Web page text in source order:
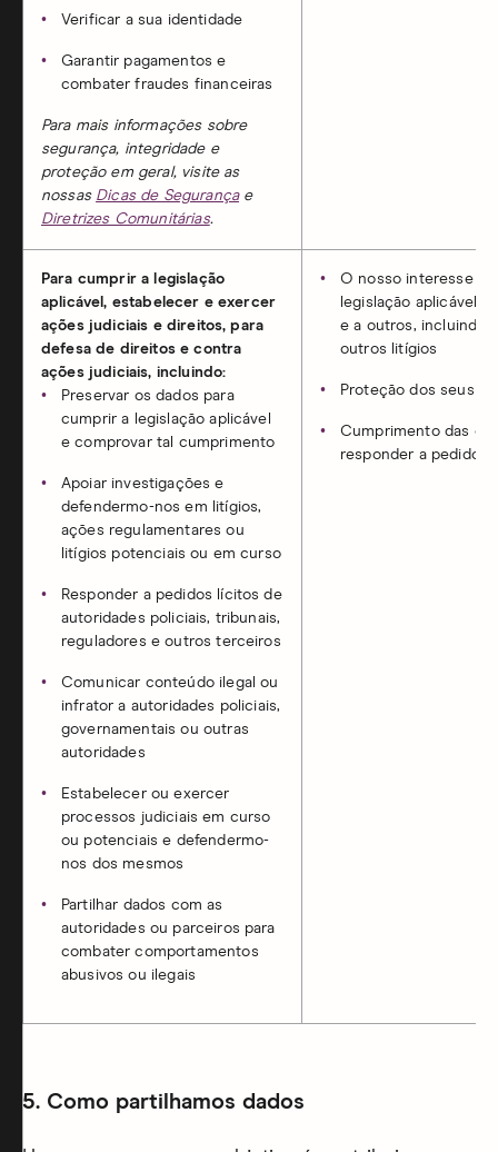
Verificar a sua identidade
Garantir pagamentos e
combater fraudes financeiras
Para mais informações sobre
segurança, integridade e
proteção em geral, visite as
nossas Dicas de Segurançae
Diretrizes Comunitárias.
Para cumprir a legislação
aplicável, estabelecer e exercer
ações judiciais e direitos, para
defesa de direitos e contra
ações judiciais, incluindo:
Preservar os dados para
cumprir a legislação aplicável
e comprovar tal cumprimento
Apoiar investigações e
defendermo-nos em litígios,
ações regulamentares ou
litígios potenciais ou em curso
Responder a pedidos lícitos de
autoridades policiais, tribunais,
reguladores e outros terceiros
Comunicar conteúdo ilegal ou
infrator a autoridades policiais,
governamentais ou outras
autoridades
Estabelecer ou exercer
processos judiciais em curso
ou potenciais e defendermo-
nos dos mesmos
Partilhar dados com as
autoridades ou parceiros para
combater comportamentos
abusivos ou ilegais
O nosso interesse
legislação aplicável
e a outros, incluindo
outros litígios
Proteção dos seus
Cumprimento das
responder a pedidos
5. Como partilhamos dados